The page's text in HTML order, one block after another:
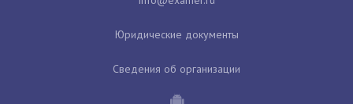
Юридические документы
Сведения об организации